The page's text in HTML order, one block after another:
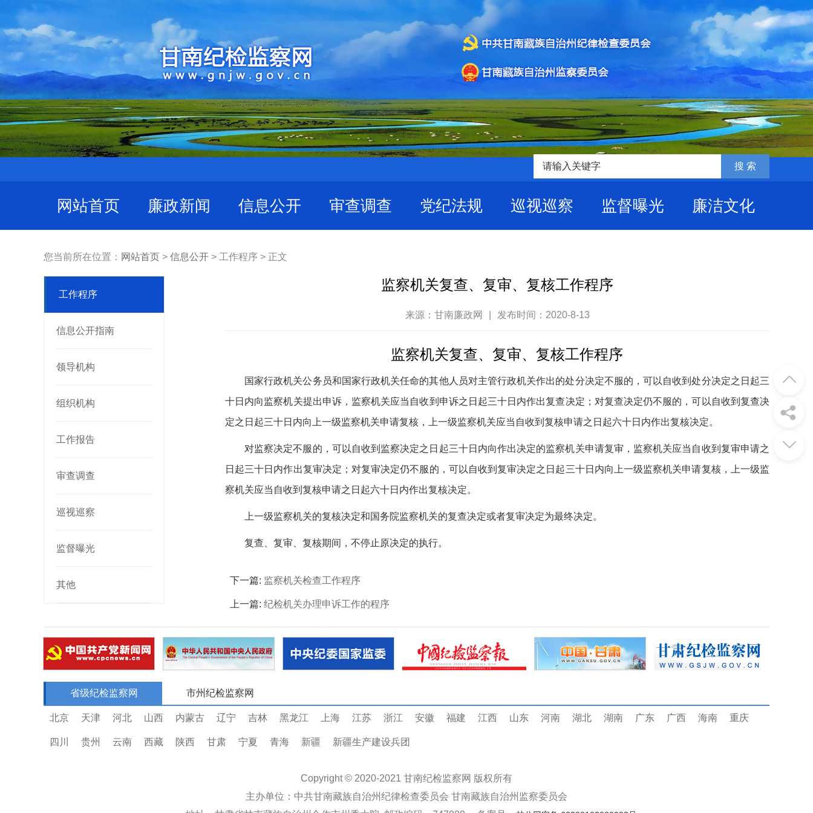
网站首页 廉政新闻 信息公开 审查调查 党纪法规 巡视巡察 监督曝光 廉洁文化
您当前所在位置： 网站首页 > 信息公开 > 工作程序 > 正文
工作程序
信息公开指南
领导机构
组织机构
工作报告
审查调查
巡视巡察
监督曝光
其他
监察机关复查、复审、复核工作程序
来源：甘南廉政网 发布时间：2020-8-13
监察机关复查、复审、复核工作程序
国家行政机关公务员和国家行政机关任命的其他人员对主管行政机关作出的处分决定不服的，可以自收到处分决定之日起三
十日内向监察机关提出申诉，监察机关应当自收到申诉之日起三十日内作出复查决定；对复查决定仍不服的，可以自收到复查决
定之日起三十日内向上一级监察机关申请复核，上一级监察机关应当自收到复核申请之日起六十日内作出复核决定。
对监察决定不服的，可以自收到监察决定之日起三十日内向作出决定的监察机关申请复审，监察机关应当自收到复审申请之
日起三十日内作出复审决定；对复审决定仍不服的，可以自收到复审决定之日起三十日内向上一级监察机关申请复核，上一级监
察机关应当自收到复核申请之日起六十日内作出复核决定。
上一级监察机关的复核决定和国务院监察机关的复查决定或者复审决定为最终决定。
复查、复审、复核期间，不停止原决定的执行。
下一篇: 监察机关检查工作程序
上一篇: 纪检机关办理申诉工作的程序
省级纪检监察网 市州纪检监察网
北京 天津 河北 山西 内蒙古 辽宁 吉林 黑龙江 上海 江苏 浙江 安徽 福建 江西 山东 河南 湖北 湖南 广东 广西 海南 重庆
四川 贵州 云南 西藏 陕西 甘肃 宁夏 青海 新疆 新疆生产建设兵团
Copyright © 2020-2021 甘南纪检监察网 版权所有
主办单位：中共甘南藏族自治州纪律检查委员会 甘南藏族自治州监察委员会